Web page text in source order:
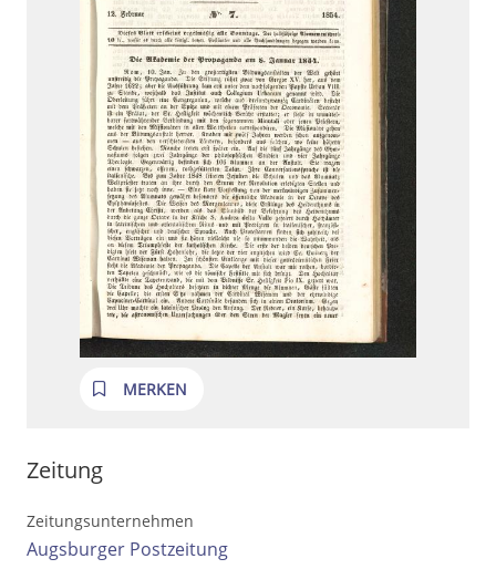
MERKEN
Zeitung
Zeitungsunternehmen
Augsburger Postzeitung